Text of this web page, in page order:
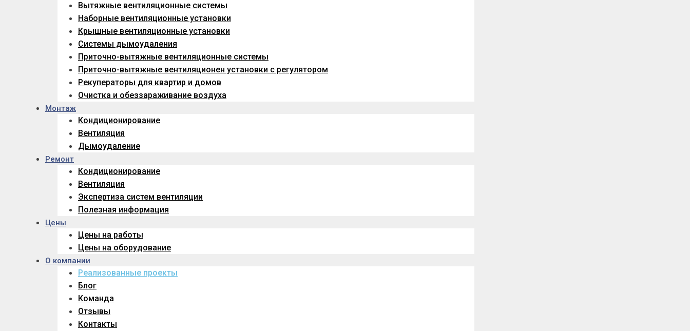
Вытяжные вентиляционные системы
Наборные вентиляционные установки
Крышные вентиляционные установки
Системы дымоудаления
Приточно-вытяжные вентиляционные системы
Приточно-вытяжные вентиляционен установки с регулятором
Рекуператоры для квартир и домов
Очистка и обеззараживание воздуха
Монтаж
Кондиционирование
Вентиляция
Дымоудаление
Ремонт
Кондиционирование
Вентиляция
Экспертиза систем вентиляции
Полезная информация
Цены
Цены на работы
Цены на оборудование
О компании
Реализованные проекты
Блог
Команда
Отзывы
Контакты